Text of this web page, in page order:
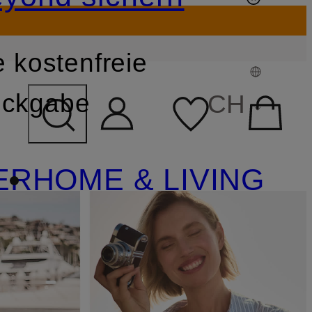
ÜBERSPRINGEN
kostenfreie
CH
HOME & LIVING